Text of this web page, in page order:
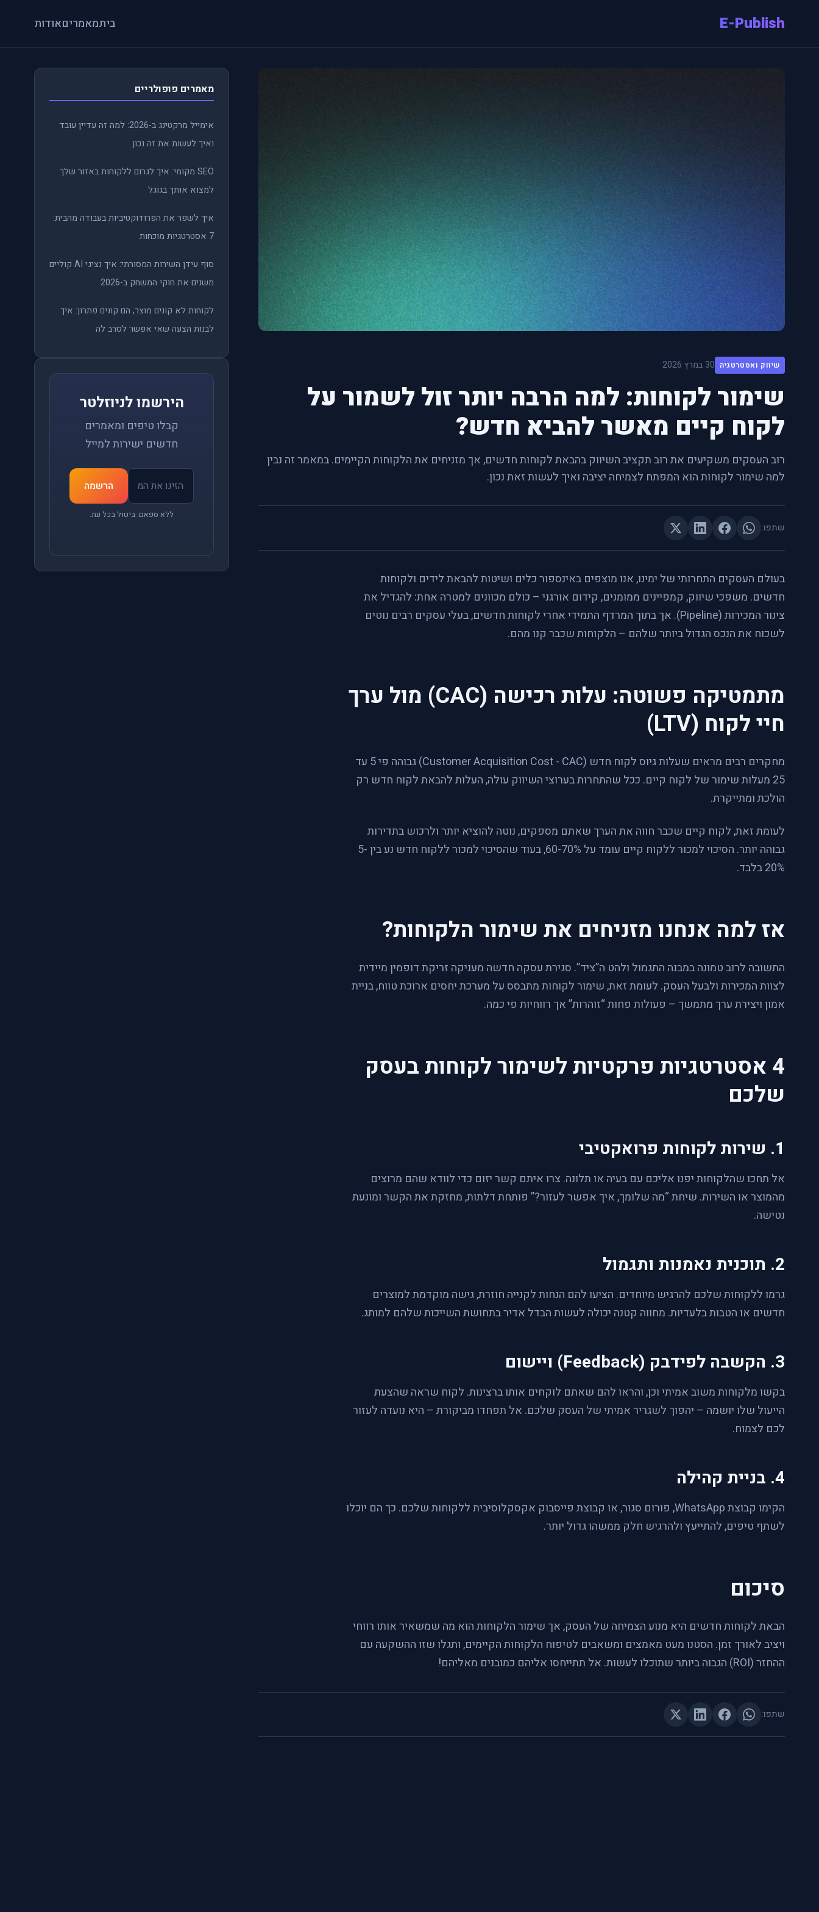
E-Publish ביתמאמריםאודות
שיווק ואסטרטגיה 30 במרץ 2026
שימור לקוחות: למה הרבה יותר זול לשמור על
לקוח קיים מאשר להביא חדש?
רוב העסקים משקיעים את רוב תקציב השיווק בהבאת לקוחות חדשים, אך מזניחים את הלקוחות הקיימים. במאמר זה נבין
למה שימור לקוחות הוא המפתח לצמיחה יציבה ואיך לעשות זאת נכון.
שתפו:
בעולם העסקים התחרותי של ימינו, אנו מוצפים באינספור כלים ושיטות להבאת לידים ולקוחות
חדשים. משפכי שיווק, קמפיינים ממומנים, קידום אורגני – כולם מכוונים למטרה אחת: להגדיל את
צינור המכירות (Pipeline). אך בתוך המרדף התמידי אחרי לקוחות חדשים, בעלי עסקים רבים נוטים
לשכוח את הנכס הגדול ביותר שלהם – הלקוחות שכבר קנו מהם.
מתמטיקה פשוטה: עלות רכישה (CAC) מול ערך
חיי לקוח (LTV)
מחקרים רבים מראים שעלות גיוס לקוח חדש (Customer Acquisition Cost - CAC) גבוהה פי 5 עד
25 מעלות שימור של לקוח קיים. ככל שהתחרות בערוצי השיווק עולה, העלות להבאת לקוח חדש רק
הולכת ומתייקרת.
לעומת זאת, לקוח קיים שכבר חווה את הערך שאתם מספקים, נוטה להוציא יותר ולרכוש בתדירות
גבוהה יותר. הסיכוי למכור ללקוח קיים עומד על 60-70%, בעוד שהסיכוי למכור ללקוח חדש נע בין 5-
20% בלבד.
אז למה אנחנו מזניחים את שימור הלקוחות?
התשובה לרוב טמונה במבנה התגמול ולהט ה”ציד”. סגירת עסקה חדשה מעניקה זריקת דופמין מיידית
לצוות המכירות ולבעל העסק. לעומת זאת, שימור לקוחות מתבסס על מערכת יחסים ארוכת טווח, בניית
אמון ויצירת ערך מתמשך – פעולות פחות “זוהרות” אך רווחיות פי כמה.
4 אסטרטגיות פרקטיות לשימור לקוחות בעסק
שלכם
1. שירות לקוחות פרואקטיבי
אל תחכו שהלקוחות יפנו אליכם עם בעיה או תלונה. צרו איתם קשר יזום כדי לוודא שהם מרוצים
מהמוצר או השירות. שיחת “מה שלומך, איך אפשר לעזור?” פותחת דלתות, מחזקת את הקשר ומונעת
נטישה.
2. תוכנית נאמנות ותגמול
גרמו ללקוחות שלכם להרגיש מיוחדים. הציעו להם הנחות לקנייה חוזרת, גישה מוקדמת למוצרים
חדשים או הטבות בלעדיות. מחווה קטנה יכולה לעשות הבדל אדיר בתחושת השייכות שלהם למותג.
3. הקשבה לפידבק (Feedback) ויישום
בקשו מלקוחות משוב אמיתי וכן, והראו להם שאתם לוקחים אותו ברצינות. לקוח שראה שהצעת
הייעול שלו יושמה – יהפוך לשגריר אמיתי של העסק שלכם. אל תפחדו מביקורת – היא נועדה לעזור
לכם לצמוח.
4. בניית קהילה
הקימו קבוצת WhatsApp, פורום סגור, או קבוצת פייסבוק אקסקלוסיבית ללקוחות שלכם. כך הם יוכלו
לשתף טיפים, להתייעץ ולהרגיש חלק ממשהו גדול יותר.
סיכום
הבאת לקוחות חדשים היא מנוע הצמיחה של העסק, אך שימור הלקוחות הוא מה שמשאיר אותו רווחי
ויציב לאורך זמן. הסטנו מעט מאמצים ומשאבים לטיפוח הלקוחות הקיימים, ותגלו שזו ההשקעה עם
ההחזר (ROI) הגבוה ביותר שתוכלו לעשות. אל תתייחסו אליהם כמובנים מאליהם!
שתפו:
מאמרים פופולריים
אימייל מרקטינג ב-2026: למה זה עדיין עובד
ואיך לעשות את זה נכון
SEO מקומי: איך לגרום ללקוחות באזור שלך
למצוא אותך בגוגל
איך לשפר את הפרודוקטיביות בעבודה מהבית:
7 אסטרטגיות מוכחות
סוף עידן השירות המסורתי: איך נציגי AI קוליים
משנים את חוקי המשחק ב-2026
לקוחות לא קונים מוצר, הם קונים פתרון: איך
לבנות הצעה שאי אפשר לסרב לה
הירשמו לניוזלטר
קבלו טיפים ומאמרים
חדשים ישירות למייל
הרשמה
ללא ספאם. ביטול בכל עת.